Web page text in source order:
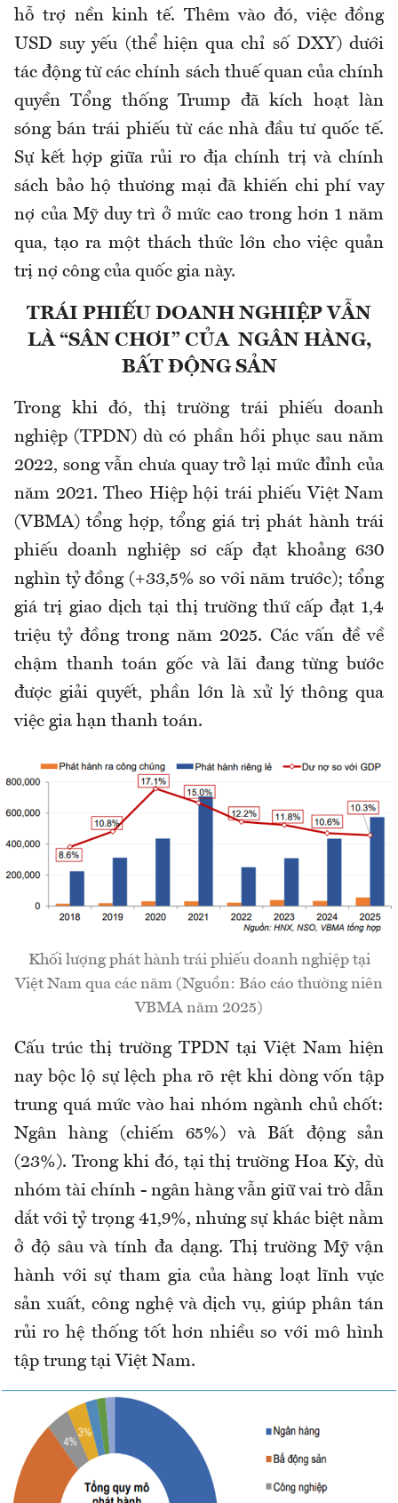
hỗ trợ nền kinh tế. Thêm vào đó, việc đồng
USD suy yếu (thể hiện qua chỉ số DXY) dưới
tác động từ các chính sách thuế quan của chính
quyền Tổng thống Trump đã kích hoạt làn
sóng bán trái phiếu từ các nhà đầu tư quốc tế.
Sự kết hợp giữa rủi ro địa chính trị và chính
sách bảo hộ thương mại đã khiến chi phí vay
nợ của Mỹ duy trì ở mức cao trong hơn 1 năm
qua, tạo ra một thách thức lớn cho việc quản
trị nợ công của quốc gia này.
TRÁI PHIẾU DOANH NGHIỆP VẪN
LÀ “SÂN CHƠI” CỦA NGÂN HÀNG,
BẤT ĐỘNG SẢN
Trong khi đó, thị trường trái phiếu doanh
nghiệp (TPDN) dù có phần hồi phục sau năm
2022, song vẫn chưa quay trở lại mức đỉnh của
năm 2021. Theo Hiệp hội trái phiếu Việt Nam
(VBMA) tổng hợp, tổng giá trị phát hành trái
phiếu doanh nghiệp sơ cấp đạt khoảng 630
nghìn tỷ đồng (+33,5% so với năm trước); tổng
giá trị giao dịch tại thị trường thứ cấp đạt 1,4
triệu tỷ đồng trong năm 2025. Các vấn đề về
chậm thanh toán gốc và lãi đang từng bước
được giải quyết, phần lớn là xử lý thông qua
việc gia hạn thanh toán.
Khối lượng phát hành trái phiếu doanh nghiệp tại
Việt Nam qua các năm (Nguồn: Báo cáo thường niên
VBMA năm 2025)
Cấu trúc thị trường TPDN tại Việt Nam hiện
nay bộc lộ sự lệch pha rõ rệt khi dòng vốn tập
trung quá mức vào hai nhóm ngành chủ chốt:
Ngân hàng (chiếm 65%) và Bất động sản
(23%). Trong khi đó, tại thị trường Hoa Kỳ, dù
nhóm tài chính - ngân hàng vẫn giữ vai trò dẫn
dắt với tỷ trọng 41,9%, nhưng sự khác biệt nằm
ở độ sâu và tính đa dạng. Thị trường Mỹ vận
hành với sự tham gia của hàng loạt lĩnh vực
sản xuất, công nghệ và dịch vụ, giúp phân tán
rủi ro hệ thống tốt hơn nhiều so với mô hình
tập trung tại Việt Nam.